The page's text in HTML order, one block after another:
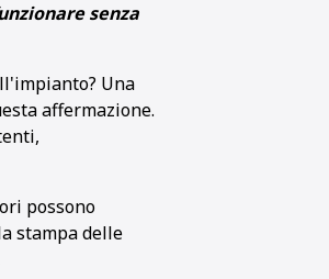
senza
Una
affermazione.
possono
stampa delle